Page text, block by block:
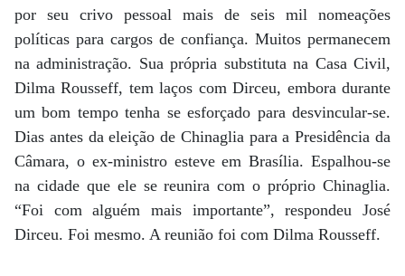
por seu crivo pessoal mais de seis mil nomeações
políticas para cargos de confiança. Muitos permanecem
na administração. Sua própria substituta na Casa Civil,
Dilma Rousseff, tem laços com Dirceu, embora durante
um bom tempo tenha se esforçado para desvincular-se.
Dias antes da eleição de Chinaglia para a Presidência da
Câmara, o ex-ministro esteve em Brasília. Espalhou-se
na cidade que ele se reunira com o próprio Chinaglia.
“Foi com alguém mais importante”, respondeu José
Dirceu. Foi mesmo. A reunião foi com Dilma Rousseff.